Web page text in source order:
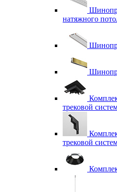
натяжного
трековой
трековой